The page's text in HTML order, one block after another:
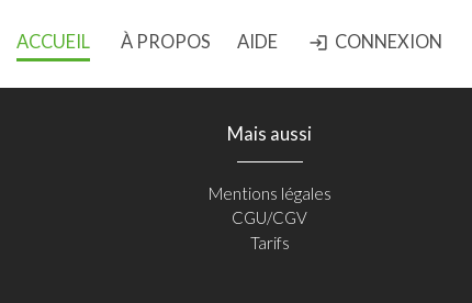
ACCUEIL À PROPOS AIDE login CONNEXION
Mais aussi
Mentions légales
CGU/CGV
Tarifs